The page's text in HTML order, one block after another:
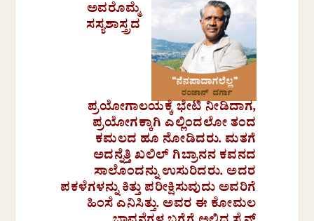
ಅವರೊಮ್ಮೆ
ಸಸ್ಯಶಾಸ್ತ್ರದ
ಪ್ರಯೋಗಾಲಯಕ್ಕೆ ಭೇಟಿ ನೀಡಿದಾಗ,
ಪ್ರಯೋಗಕ್ಕಾಗಿ ಎಲ್ಲಿಂದಲೋ ತಂದ
ಕಮಲದ ಹೂ ನೋಡಿದರು. ಮತಗೆ
ಅದನ್ನೆತ್ತಿ ಖಲಿಲ್ ಗಿಬ್ರಾನನ ಕವನದ
ಸಾಲೊಂದನ್ನು ಉಸುರಿದರು. ಅದರ
ಪಕಳೆಗಳನ್ನು ಕಿತ್ತು ಪರೀಕ್ಷಿಸುವುದು ಅವರಿಗೆ
ಹಿಂಸೆ ಎನಿಸಿತ್ತು. ಅವರ ಈ ಕೋಮಲ